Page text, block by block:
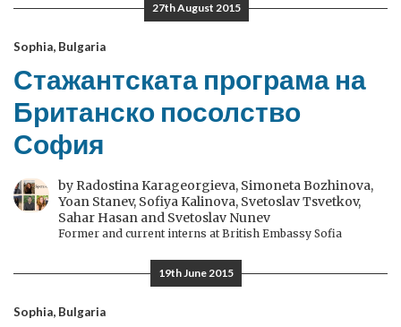
27th August 2015
Sophia, Bulgaria
Стажантската програма на
Британско посолство
София
by Radostina Karageorgieva, Simoneta Bozhinova,
Yoan Stanev, Sofiya Kalinova, Svetoslav Tsvetkov,
Sahar Hasan and Svetoslav Nunev
Former and current interns at British Embassy Sofia
19th June 2015
Sophia, Bulgaria